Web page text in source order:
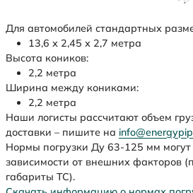
Для автомобилей стандартных
13,6 х 2,45 х 2,7 метра
Высота коников:
2,2 метра
Ширина между кониками:
2,2 метра
Наши логисты рассчитают объем
доставки – пишите на
Нормы погрузки Ду 63-125 мм
зависимости от внешних факторов
габариты ТС).